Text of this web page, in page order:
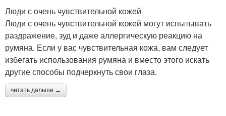
Люди с очень чувствительной кожей
Люди с очень чувствительной кожей могут испытывать
раздражение, зуд и даже аллергическую реакцию на
румяна. Если у вас чувствительная кожа, вам следует
избегать использования румяна и вместо этого искать
другие способы подчеркнуть свои глаза.
читать дальше →